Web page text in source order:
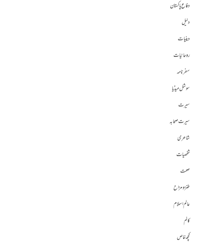
دفاع پاکستان
دلیل
دینیات
روحانیات
سفرنامہ
سوشل میڈیا
سیرت
سیرت صحابہ
شاعری
شخصیات
صحت
طنز و مزاح
عالم اسلام
کالم
کچھ خاص